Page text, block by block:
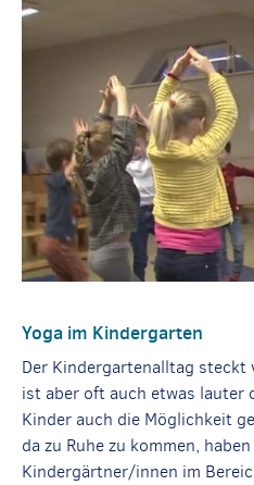
Yoga im Kindergarten
Der Kindergartenalltag steckt
ist aber oft auch etwas lauter
Kinder auch die Möglichkeit
da zu Ruhe zu kommen,
Kindergärtner/innen im